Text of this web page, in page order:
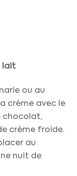
lait
ou au
crème avec le
chocolat,
crème froide.
au
nuit de